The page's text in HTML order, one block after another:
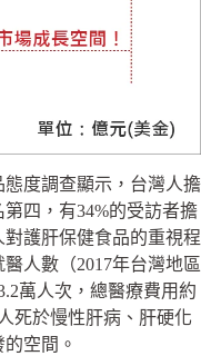
態度調查顯示，台灣人擔
四，有34%的受訪者擔
護肝保健食品的重視程
人數（2017年台灣地區
萬人次，總醫療費用約
死於慢性肝病、肝硬化
空間。